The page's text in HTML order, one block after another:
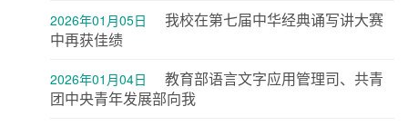
2026年01月05日
我校在第七届中华经典诵写讲大赛
中再获佳绩
2026年01月04日
教育部语言文字应用管理司、共青
团中央青年发展部向我